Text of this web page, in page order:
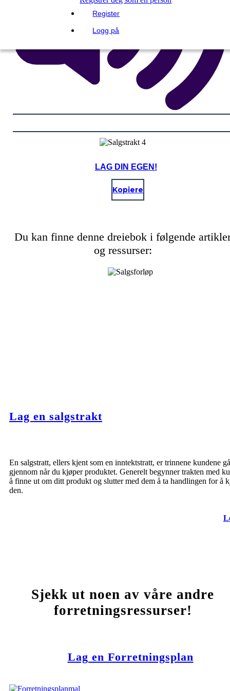
Register
Logg på
LAG DIN EGEN!
Kopiere
Du kan finne denne dreiebok i følgende
og ressurser:
Lag en salgstrakt
En salgstratt, ellers kjent som en inntektstratt, er trinnene kundene
gjennom når du kjøper produktet. Generelt begynner trakten med
å finne ut om ditt produkt og slutter med dem å ta handlingen for å
den.
Sjekk ut noen av våre andre
forretningsressurser!
Lag en Forretningsplan